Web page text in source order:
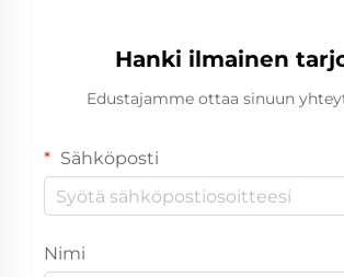
Hanki ilmainen
Edustajamme ottaa sinuun
Sähköposti
Nimi